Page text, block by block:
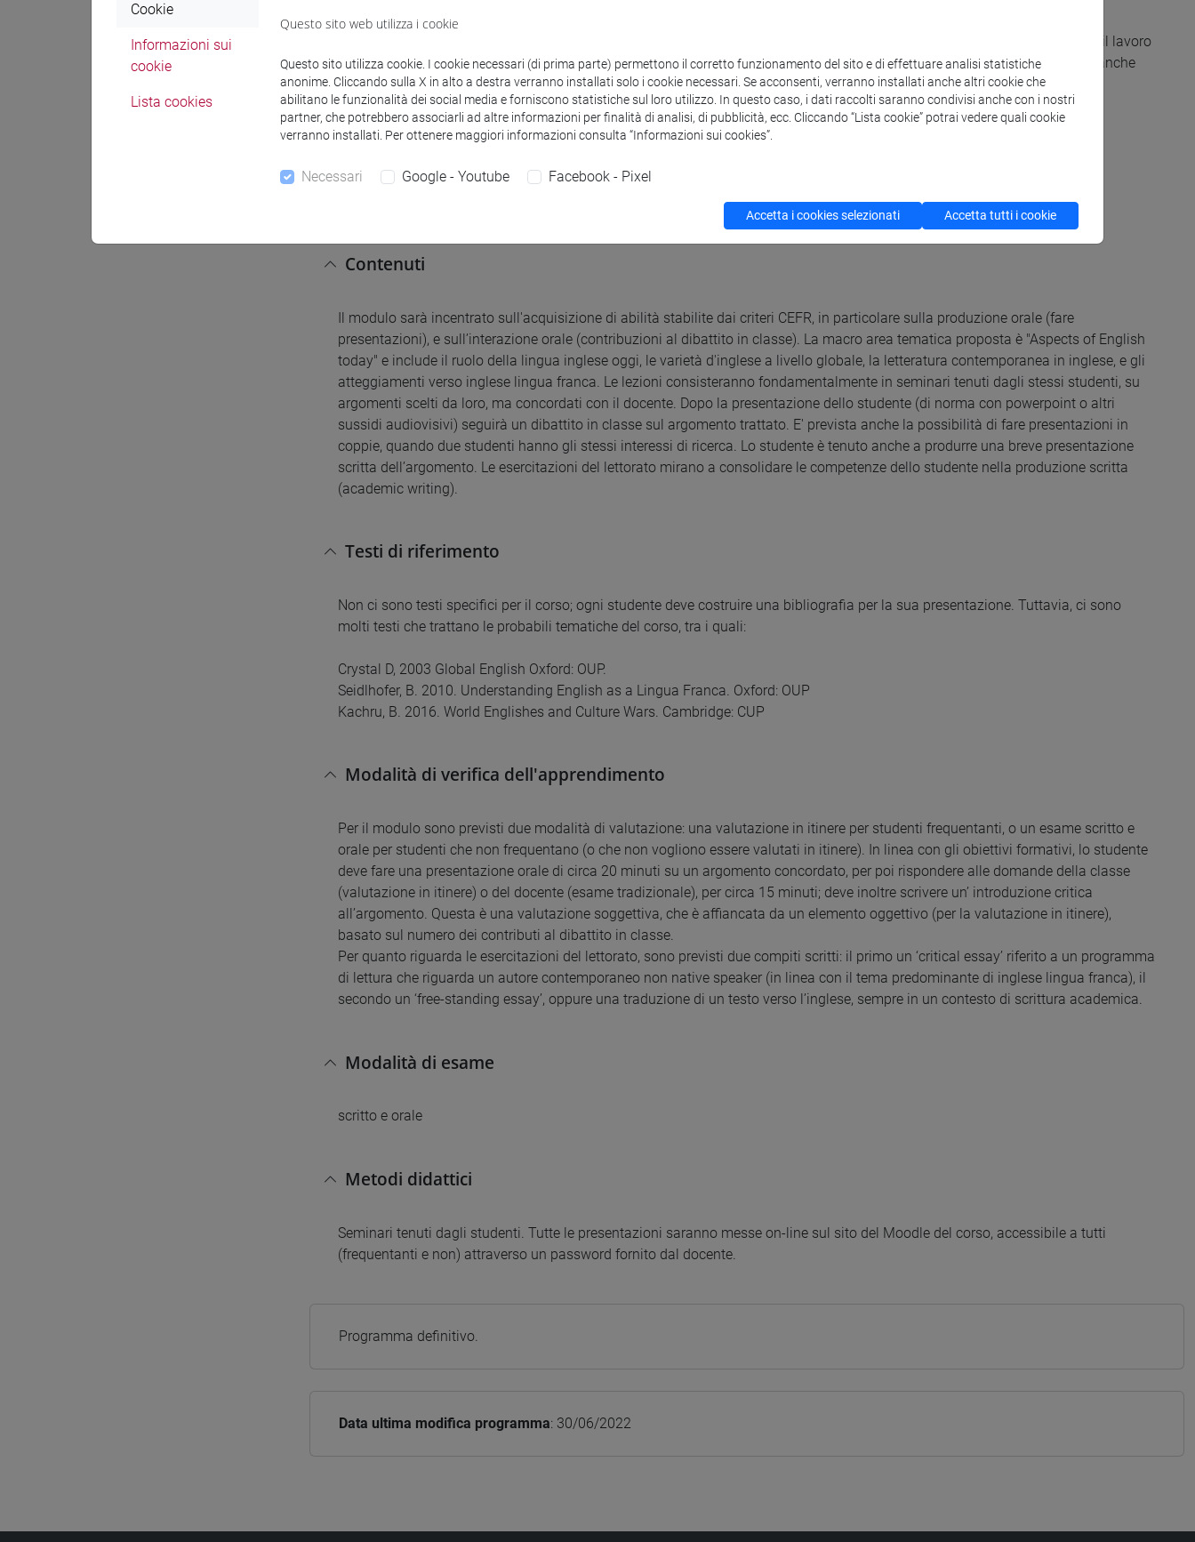
5 capacità di apprendere: il modulo ha un duplice scopo di apprendimento: di avvicinare lo studente alla ricerca attraverso il lavoro
autonomo. e di raggiungere questo scopo passando per il consolidamento linguistiche in inglese sempre più raffinate ma anche
sempre più adatte per descrivere, raccontare e capire il mondo di oggi.
Prerequisiti
Contenuti
Il modulo sarà incentrato sull'acquisizione di abilità stabilite dai criteri CEFR, in particolare sulla produzione orale (fare
presentazioni), e sull’interazione orale (contribuzioni al dibattito in classe). La macro area tematica proposta è "Aspects of English
today" e include il ruolo della lingua inglese oggi, le varietà d'inglese a livello globale, la letteratura contemporanea in inglese, e gli
atteggiamenti verso inglese lingua franca. Le lezioni consisteranno fondamentalmente in seminari tenuti dagli stessi studenti, su
argomenti scelti da loro, ma concordati con il docente. Dopo la presentazione dello studente (di norma con powerpoint o altri
sussidi audiovisivi) seguirà un dibattito in classe sul argomento trattato. E' prevista anche la possibilità di fare presentazioni in
coppie, quando due studenti hanno gli stessi interessi di ricerca. Lo studente è tenuto anche a produrre una breve presentazione
scritta dell’argomento. Le esercitazioni del lettorato mirano a consolidare le competenze dello studente nella produzione scritta
(academic writing).
Testi di riferimento
Non ci sono testi specifici per il corso; ogni studente deve costruire una bibliografia per la sua presentazione. Tuttavia, ci sono
molti testi che trattano le probabili tematiche del corso, tra i quali:
Crystal D, 2003 Global English Oxford: OUP.
Seidlhofer, B. 2010. Understanding English as a Lingua Franca. Oxford: OUP
Kachru, B. 2016. World Englishes and Culture Wars. Cambridge: CUP
Modalità di verifica dell'apprendimento
Per il modulo sono previsti due modalità di valutazione: una valutazione in itinere per studenti frequentanti, o un esame scritto e
orale per studenti che non frequentano (o che non vogliono essere valutati in itinere). In linea con gli obiettivi formativi, lo studente
deve fare una presentazione orale di circa 20 minuti su un argomento concordato, per poi rispondere alle domande della classe
(valutazione in itinere) o del docente (esame tradizionale), per circa 15 minuti; deve inoltre scrivere un’ introduzione critica
all’argomento. Questa è una valutazione soggettiva, che è affiancata da un elemento oggettivo (per la valutazione in itinere),
basato sul numero dei contributi al dibattito in classe.
Per quanto riguarda le esercitazioni del lettorato, sono previsti due compiti scritti: il primo un ‘critical essay’ riferito a un programma
di lettura che riguarda un autore contemporaneo non native speaker (in linea con il tema predominante di inglese lingua franca), il
secondo un ‘free-standing essay’, oppure una traduzione di un testo verso l’inglese, sempre in un contesto di scrittura academica.
Modalità di esame
scritto e orale
Metodi didattici
Seminari tenuti dagli studenti. Tutte le presentazioni saranno messe on-line sul sito del Moodle del corso, accessibile a tutti
(frequentanti e non) attraverso un password fornito dal docente.
Programma definitivo.
Data ultima modifica programma: 30/06/2022
Cookie
Informazioni sui
cookie
Lista cookies
Questo sito web utilizza i cookie
Questo sito utilizza cookie. I cookie necessari (di prima parte) permettono il corretto funzionamento del sito e di effettuare analisi statistiche
anonime. Cliccando sulla X in alto a destra verranno installati solo i cookie necessari. Se acconsenti, verranno installati anche altri cookie che
abilitano le funzionalità dei social media e forniscono statistiche sul loro utilizzo. In questo caso, i dati raccolti saranno condivisi anche con i nostri
partner, che potrebbero associarli ad altre informazioni per finalità di analisi, di pubblicità, ecc. Cliccando “Lista cookie” potrai vedere quali cookie
verranno installati. Per ottenere maggiori informazioni consulta “Informazioni sui cookies”.
Necessari Google - Youtube Facebook - Pixel
Accetta i cookies selezionati Accetta tutti i cookie